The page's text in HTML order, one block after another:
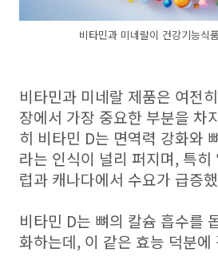
비타민과 미네랄이 건강기능식
비타민과 미네랄 제품은 여전
장에서 가장 중요한 부분을 차
히 비타민 D는 면역력 강화와
라는 인식이 널리 퍼지며, 특
럽과 캐나다에서 수요가 급증
비타민 D는 뼈의 칼슘 흡수를
화하는데, 이 같은 효능 덕분에